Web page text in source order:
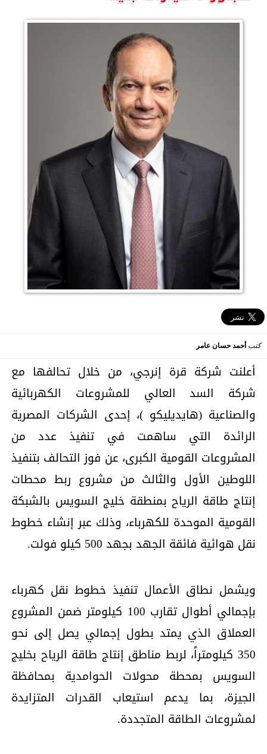
كتب أحمد حسان عامر
أعلنت شركة قرة إنرجي، من خلال تحالفها مع
شركة السد العالي للمشروعات الكهربائية
والصناعية (هايديليكو )، إحدى الشركات المصرية
الرائدة التي ساهمت في تنفيذ عدد من
المشروعات القومية الكبرى، عن فوز التحالف بتنفيذ
اللوطين الأول والثالث من مشروع ربط محطات
إنتاج طاقة الرياح بمنطقة خليج السويس بالشبكة
القومية الموحدة للكهرباء، وذلك عبر إنشاء خطوط
نقل هوائية فائقة الجهد بجهد 500 كيلو فولت.
ويشمل نطاق الأعمال تنفيذ خطوط نقل كهرباء
بإجمالي أطوال تقارب 100 كيلومتر ضمن المشروع
العملاق الذي يمتد بطول إجمالي يصل إلى نحو
350 كيلومتراً، لربط مناطق إنتاج طاقة الرياح بخليج
السويس بمحطة محولات الحوامدية بمحافظة
الجيزة، بما يدعم استيعاب القدرات المتزايدة
لمشروعات الطاقة المتجددة.